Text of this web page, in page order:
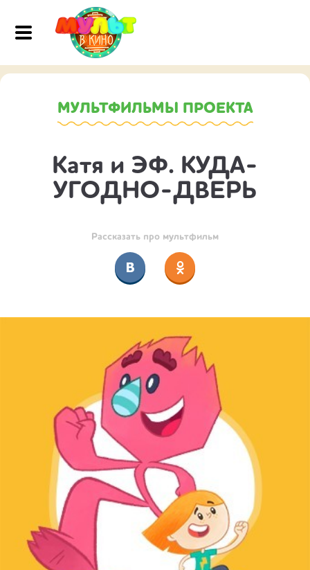
МУЛЬТФИЛЬМЫ ПРОЕКТА
Катя и ЭФ. КУДА-
УГОДНО-ДВЕРЬ
Рассказать про мультфильм